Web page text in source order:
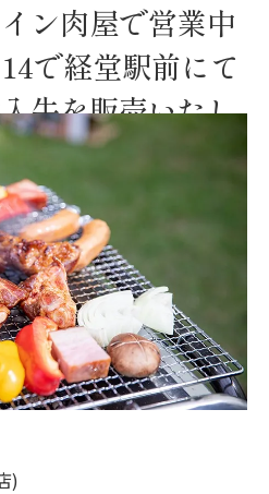
ン肉屋で営業中
で経堂駅前にて
牛を販売いたし
)